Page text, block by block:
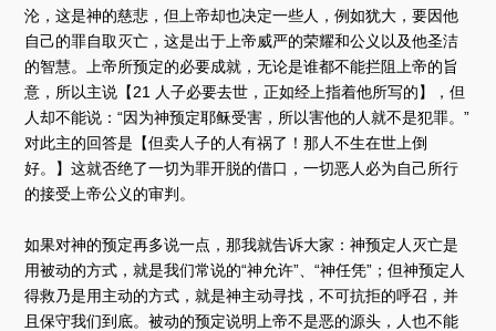
沦，这是神的慈悲，但上帝却也决定一些人，例如犹大，要因他
自己的罪自取灭亡，这是出于上帝威严的荣耀和公义以及他圣洁
的智慧。上帝所预定的必要成就，无论是谁都不能拦阻上帝的旨
意，所以主说【21 人子必要去世，正如经上指着他所写的】，但
人却不能说：“因为神预定耶稣受害，所以害他的人就不是犯罪。”
对此主的回答是【但卖人子的人有祸了！那人不生在世上倒
好。】这就否绝了一切为罪开脱的借口，一切恶人必为自己所行
的接受上帝公义的审判。
如果对神的预定再多说一点，那我就告诉大家：神预定人灭亡是
用被动的方式，就是我们常说的“神允许”、“神任凭”；但神预定人
得救乃是用主动的方式，就是神主动寻找，不可抗拒的呼召，并
且保守我们到底。被动的预定说明上帝不是恶的源头，人也不能